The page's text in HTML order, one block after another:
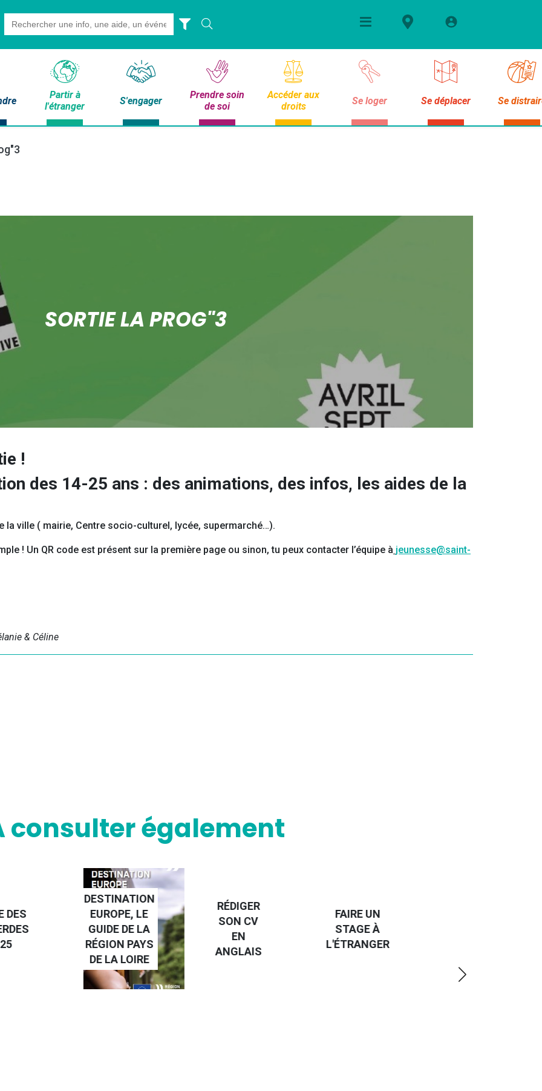
Search
for:
Partir à
l'étranger
S'engager
Prendre soin
de soi
Accéder aux
droits
Se loger Se déplacer Se
SORTIE LA PROG"3
!
des 14-25 ans : des animations, des infos, les aides de la
la ville ( mairie, Centre socio-culturel, lycée, supermarché…).
! Un QR code est présent sur la première page ou sinon, tu peux contacter l’équipe à jeunesse@saint-
& Céline
consulter également
LE
LA
PAYS
RÉDIGER
SON CV
EN
ANGLAIS
FAIRE UN
STAGE À
L'ÉTRANGER
TROUVER
UN JOB À
L'ÉTRANGER